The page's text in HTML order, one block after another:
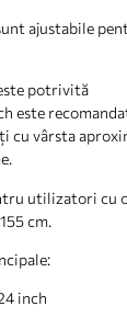
ajustabile
potrivită
este
cu vârsta
utilizatori cu
cm.
inch